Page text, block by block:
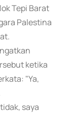
Tepi Barat
Palestina
ketika
"Ya,
saya